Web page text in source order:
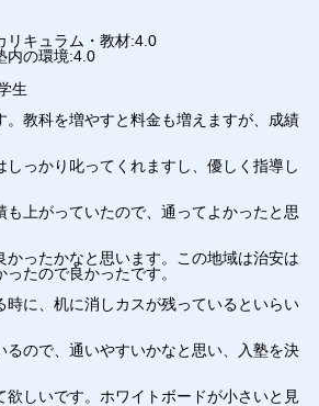
リキュラム・教材:4.0
内の環境:4.0
生
。教科を増やすと料金も増えますが、成績
しっかり叱ってくれますし、優しく指導し
も上がっていたので、通ってよかったと思
かったかなと思います。この地域は治安は
たので良かったです。
時に、机に消しカスが残っているといらい
るので、通いやすいかなと思い、入塾を決
欲しいです。ホワイトボードが小さいと見